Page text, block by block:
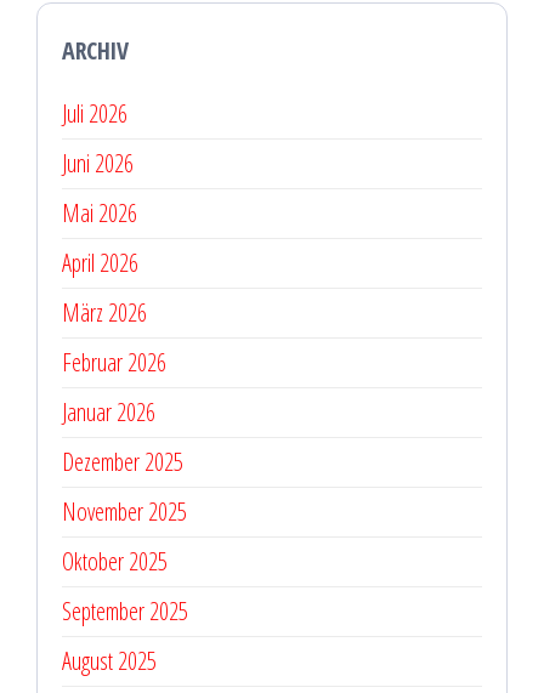
ARCHIV
Juli 2026
Juni 2026
Mai 2026
April 2026
März 2026
Februar 2026
Januar 2026
Dezember 2025
November 2025
Oktober 2025
September 2025
August 2025